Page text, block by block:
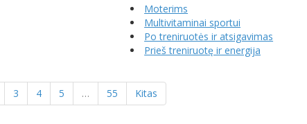
Moterims
Multivitaminai sportui
Po treniruotės ir atsigavimas
Prieš treniruotę ir energija
3 4 5 … 55 Kitas